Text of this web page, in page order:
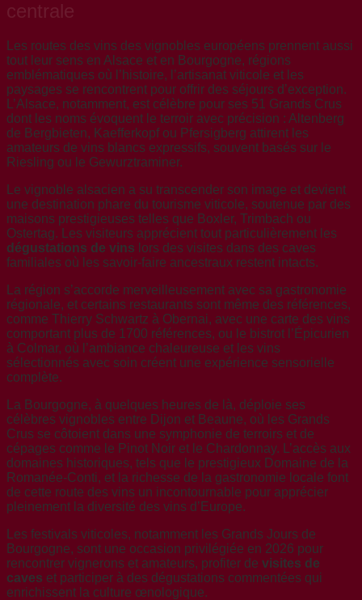
centrale
Les routes des vins des vignobles européens prennent aussi
tout leur sens en Alsace et en Bourgogne, régions
emblématiques où l’histoire, l’artisanat viticole et les
paysages se rencontrent pour offrir des séjours d’exception.
L’Alsace, notamment, est célèbre pour ses 51 Grands Crus
dont les noms évoquent le terroir avec précision : Altenberg
de Bergbieten, Kaefferkopf ou Pfersigberg attirent les
amateurs de vins blancs expressifs, souvent basés sur le
Riesling ou le Gewurztraminer.
Le vignoble alsacien a su transcender son image et devient
une destination phare du tourisme viticole, soutenue par des
maisons prestigieuses telles que Boxler, Trimbach ou
Ostertag. Les visiteurs apprécient tout particulièrement les
dégustations de vins lors des visites dans des caves
familiales où les savoir-faire ancestraux restent intacts.
La région s’accorde merveilleusement avec sa gastronomie
régionale, et certains restaurants sont même des références,
comme Thierry Schwartz à Obernai, avec une carte des vins
comportant plus de 1700 références, ou le bistrot l’Épicurien
à Colmar, où l’ambiance chaleureuse et les vins
sélectionnés avec soin créent une expérience sensorielle
complète.
La Bourgogne, à quelques heures de là, déploie ses
célèbres vignobles entre Dijon et Beaune, où les Grands
Crus se côtoient dans une symphonie de terroirs et de
cépages comme le Pinot Noir et le Chardonnay. L’accès aux
domaines historiques, tels que le prestigieux Domaine de la
Romanée-Conti, et la richesse de la gastronomie locale font
de cette route des vins un incontournable pour apprécier
pleinement la diversité des vins d’Europe.
Les festivals viticoles, notamment les Grands Jours de
Bourgogne, sont une occasion privilégiée en 2026 pour
rencontrer vignerons et amateurs, profiter de visites de
caves et participer à des dégustations commentées qui
enrichissent la culture œnologique.